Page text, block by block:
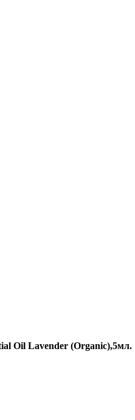
Oil Lavender (Organic),5мл.